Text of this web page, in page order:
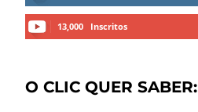
13,000 Inscritos
O CLIC QUER SABER: